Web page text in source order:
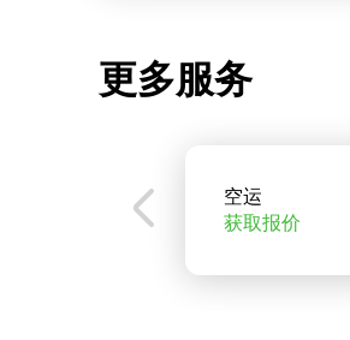
更多服务
空运
获取报价